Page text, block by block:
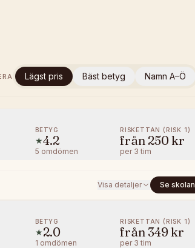
Lägst pris Bäst betyg Namn A–Ö
BETYG
★4.2
5 omdömen
RISKETTAN (RISK 1)
från 250 kr
per 3 tim
Visa detaljer Se skolan
BETYG
★2.0
1 omdömen
RISKETTAN (RISK 1)
från 349 kr
per 3 tim